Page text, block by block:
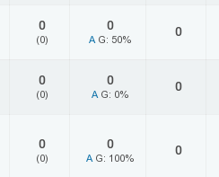
0
(0)
0
A G: 50%
0
0
(0)
0
A G: 0%
0
0
(0)
0
A G: 100%
0